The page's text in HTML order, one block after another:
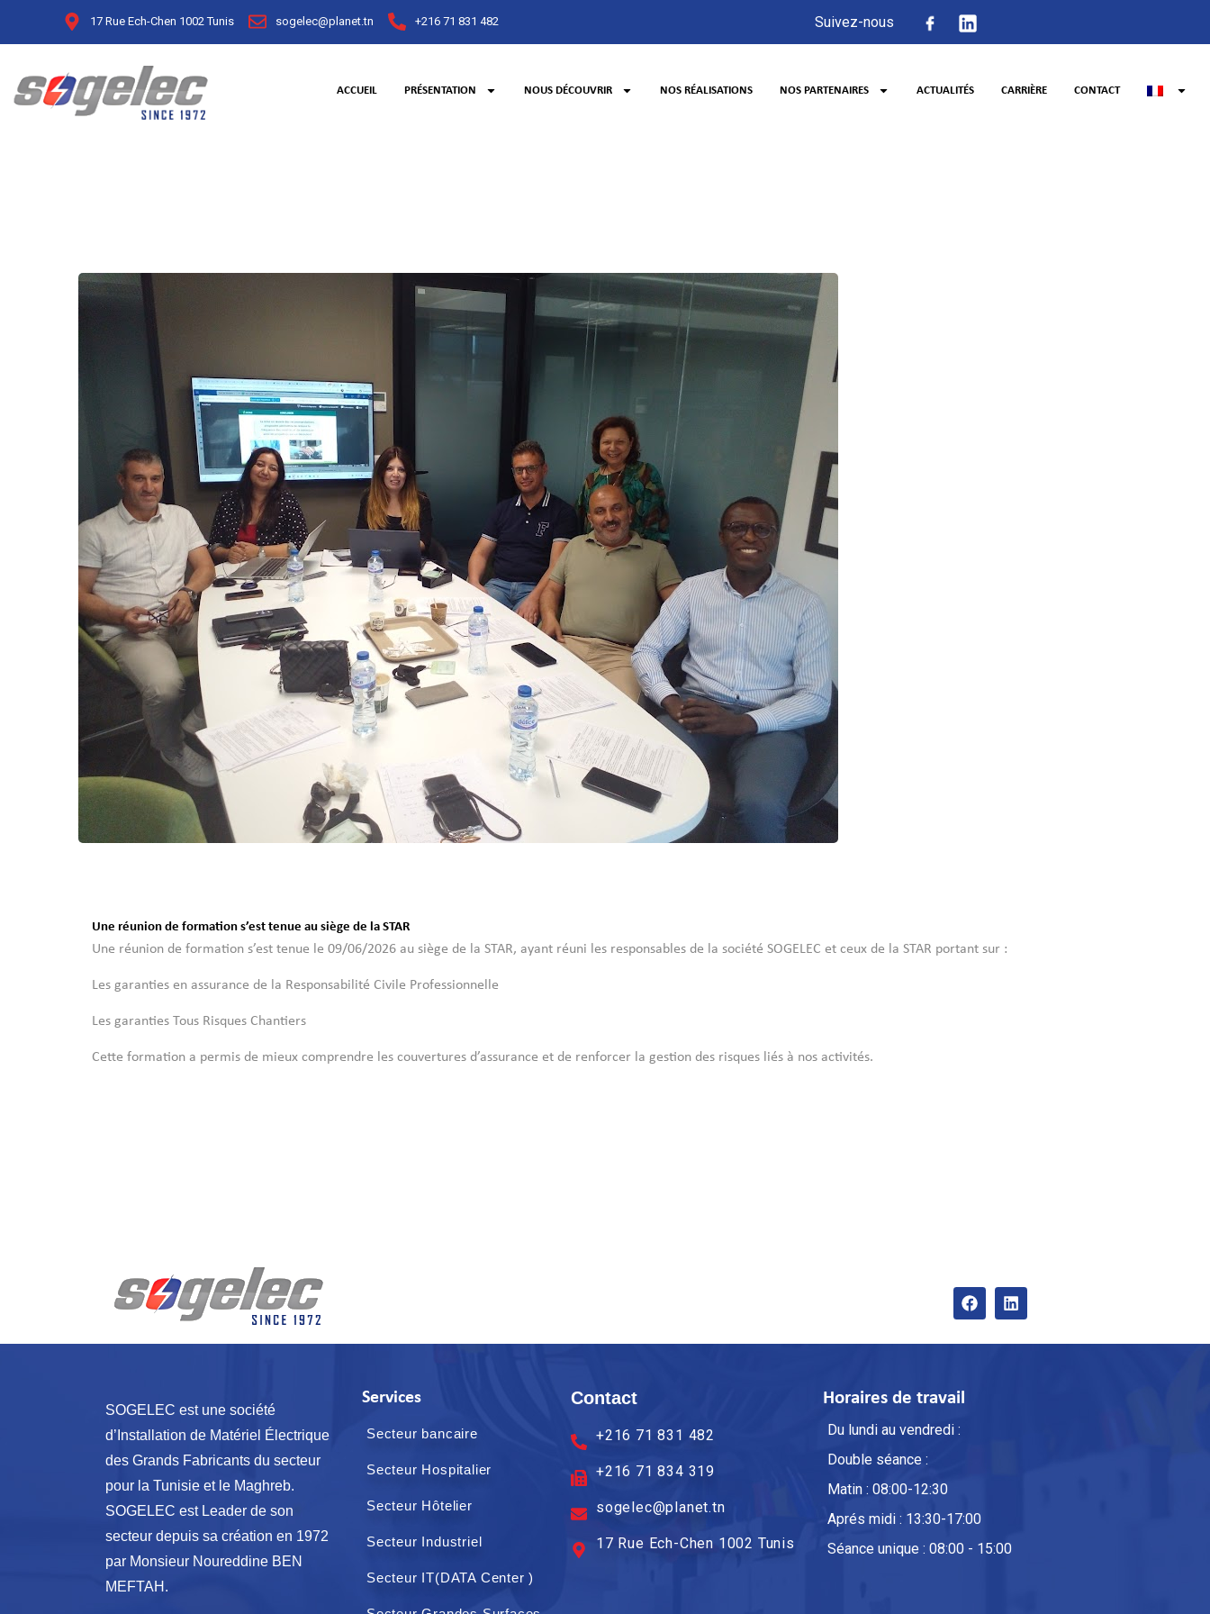
17 Rue Ech-Chen 1002 Tunis sogelec@planet.tn +216 71 831 482 Suivez-nous
ACCUEIL PRÉSENTATION NOUS DÉCOUVRIR NOS RÉALISATIONS NOS PARTENAIRES ACTUALITÉS CARRIÈRE CONTACT
Une réunion de formation s’est tenue au siège de la STAR
Une réunion de formation s’est tenue le 09/06/2026 au siège de la STAR, ayant réuni les responsables de la société SOGELEC et ceux de la STAR portant sur :
Les garanties en assurance de la Responsabilité Civile Professionnelle
Les garanties Tous Risques Chantiers
Cette formation a permis de mieux comprendre les couvertures d’assurance et de renforcer la gestion des risques liés à nos activités.
SOGELEC est une société
d’Installation de Matériel Électrique
des Grands Fabricants du secteur
pour la Tunisie et le Maghreb.
SOGELEC est Leader de son
secteur depuis sa création en 1972
par Monsieur Noureddine BEN
MEFTAH.
Services
Secteur bancaire
Secteur Hospitalier
Secteur Hôtelier
Secteur Industriel
Secteur IT(DATA Center )
Contact
+216 71 831 482
+216 71 834 319
sogelec@planet.tn
17 Rue Ech-Chen 1002 Tunis
Horaires de travail
Du lundi au vendredi :
Double séance :
Matin : 08:00-12:30
Aprés midi : 13:30-17:00
Séance unique : 08:00 - 15:00